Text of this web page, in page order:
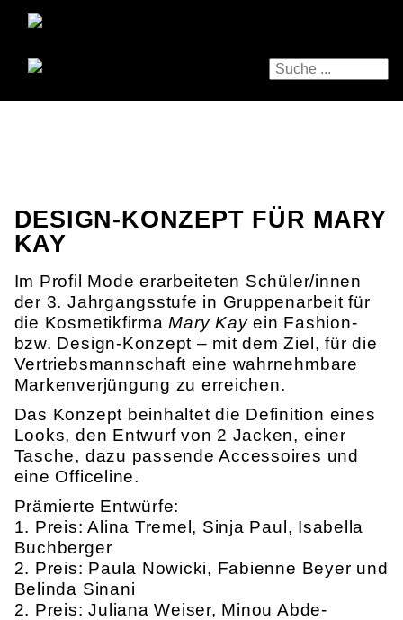
DESIGN-KONZEPT FÜR MARY
KAY
Im Profil Mode erarbeiteten Schüler/innen
der 3. Jahrgangsstufe in Gruppenarbeit für
die KosmetikfirmaMary Kayein Fashion-
bzw. Design-Konzept – mit dem Ziel, für die
Vertriebsmannschaft eine wahrnehmbare
Markenverjüngung zu erreichen.
Das Konzept beinhaltet die Definition eines
Looks, den Entwurf von 2 Jacken, einer
Tasche, dazu passende Accessoires und
eine Officeline.
Prämierte Entwürfe:
1. Preis: Alina Tremel, Sinja Paul, Isabella
Buchberger
2. Preis: Paula Nowicki, Fabienne Beyer und
Belinda Sinani
2. Preis: Juliana Weiser, Minou Abde-